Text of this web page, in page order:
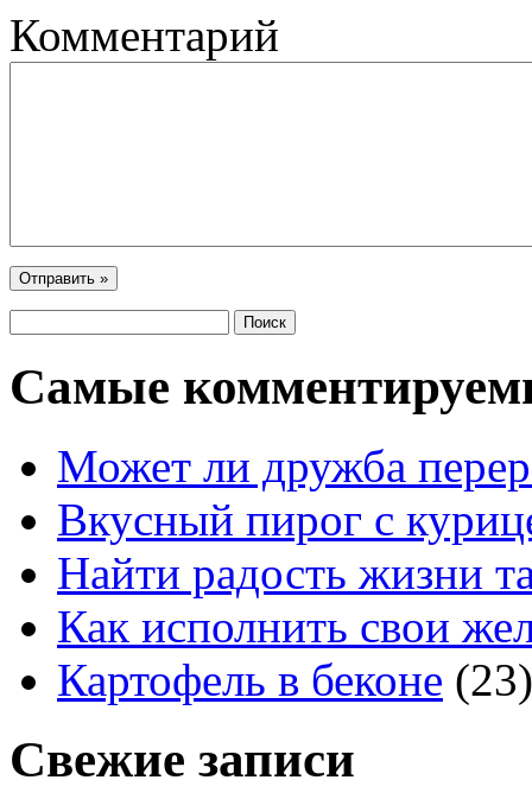
Комментарий
Самые
Может ли дружба
Вкусный пирог с
Найти радость жизни
Как исполнить свои
Картофель в беконе (23)
Свежие записи